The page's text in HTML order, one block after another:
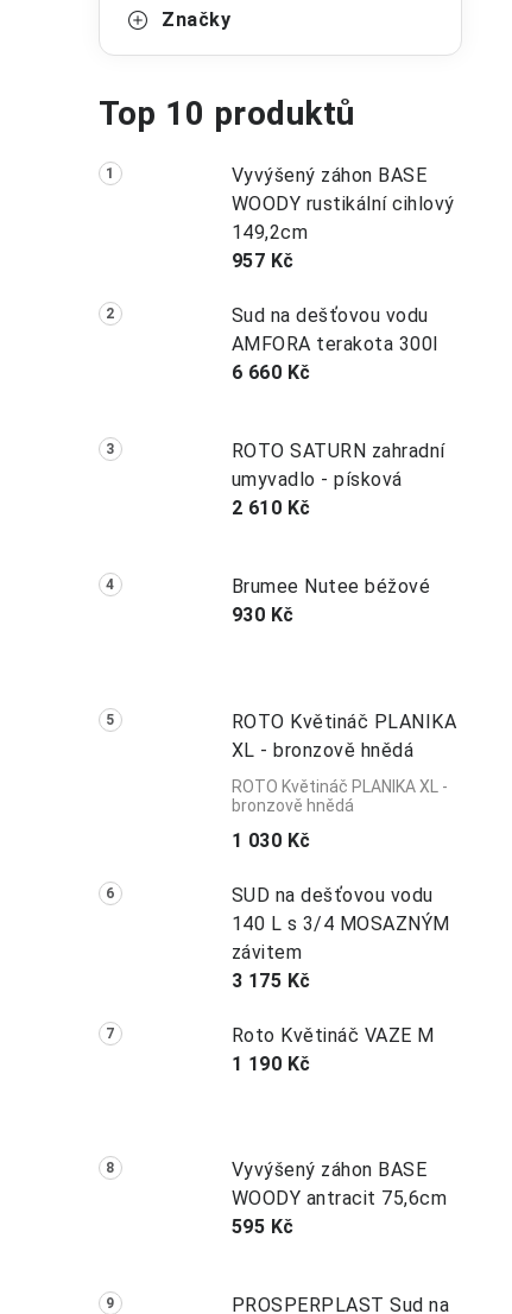
Značky
Top 10 produktů
Vyvýšený záhon BASE
WOODY rustikální cihlový
149,2cm
957 Kč
Sud na dešťovou vodu
AMFORA terakota 300l
6 660 Kč
ROTO SATURN zahradní
umyvadlo - písková
2 610 Kč
Brumee Nutee béžové
930 Kč
ROTO Květináč PLANIKA
XL - bronzově hnědá
ROTO Květináč PLANIKA XL -
bronzově hnědá
1 030 Kč
SUD na dešťovou vodu
140 L s 3/4 MOSAZNÝM
závitem
3 175 Kč
Roto Květináč VAZE M
1 190 Kč
Vyvýšený záhon BASE
WOODY antracit 75,6cm
595 Kč
PROSPERPLAST Sud na